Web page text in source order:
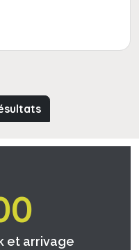
et arrivage